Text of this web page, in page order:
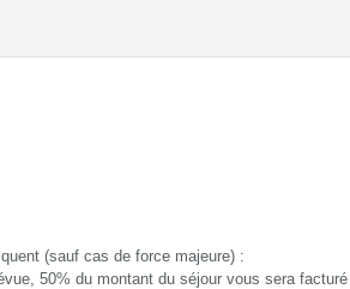
(sauf cas de force majeure) :
50% du montant du séjour vous sera